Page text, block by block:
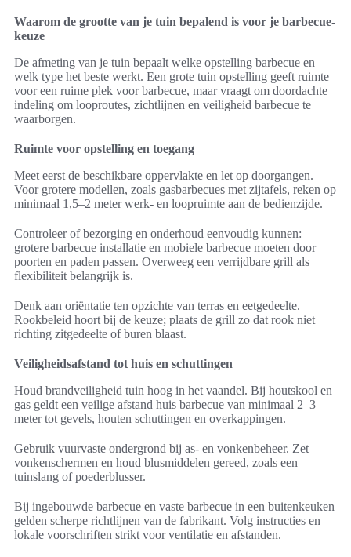
Waarom de grootte van je tuin bepalend is voor je barbecue-
keuze
De afmeting van je tuin bepaalt welke opstelling barbecue en
welk type het beste werkt. Een grote tuin opstelling geeft ruimte
voor een ruime plek voor barbecue, maar vraagt om doordachte
indeling om looproutes, zichtlijnen en veiligheid barbecue te
waarborgen.
Ruimte voor opstelling en toegang
Meet eerst de beschikbare oppervlakte en let op doorgangen.
Voor grotere modellen, zoals gasbarbecues met zijtafels, reken op
minimaal 1,5–2 meter werk- en loopruimte aan de bedienzijde.
Controleer of bezorging en onderhoud eenvoudig kunnen:
grotere barbecue installatie en mobiele barbecue moeten door
poorten en paden passen. Overweeg een verrijdbare grill als
flexibiliteit belangrijk is.
Denk aan oriëntatie ten opzichte van terras en eetgedeelte.
Rookbeleid hoort bij de keuze; plaats de grill zo dat rook niet
richting zitgedeelte of buren blaast.
Veiligheidsafstand tot huis en schuttingen
Houd brandveiligheid tuin hoog in het vaandel. Bij houtskool en
gas geldt een veilige afstand huis barbecue van minimaal 2–3
meter tot gevels, houten schuttingen en overkappingen.
Gebruik vuurvaste ondergrond bij as- en vonkenbeheer. Zet
vonkenschermen en houd blusmiddelen gereed, zoals een
tuinslang of poederblusser.
Bij ingebouwde barbecue en vaste barbecue in een buitenkeuken
gelden scherpe richtlijnen van de fabrikant. Volg instructies en
lokale voorschriften strikt voor ventilatie en afstanden.